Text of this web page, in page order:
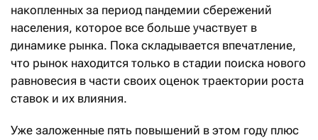
накопленных за период пандемии сбережений
населения, которое все больше участвует в
динамике рынка. Пока складывается впечатление,
что рынок находится только в стадии поиска нового
равновесия в части своих оценок траектории роста
ставок и их влияния.
Уже заложенные пять повышений в этом году плюс